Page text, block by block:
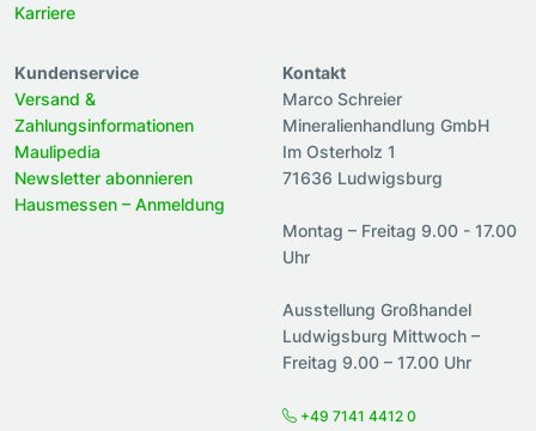
Karriere
Kundenservice
Versand &
Zahlungsinformationen
Maulipedia
Newsletter abonnieren
Hausmessen – Anmeldung
Kontakt
Marco Schreier
Mineralienhandlung GmbH
Im Osterholz 1
71636 Ludwigsburg
Montag – Freitag 9.00 - 17.00
Uhr
Ausstellung Großhandel
Ludwigsburg Mittwoch –
Freitag 9.00 – 17.00 Uhr
+49 7141 4412 0